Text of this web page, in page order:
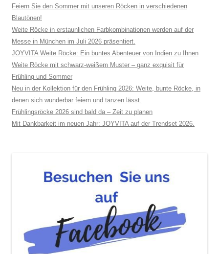
Feiern Sie den Sommer mit unseren Röcken in verschiedenen
Blautönen!
Weite Röcke in erstaunlichen Farbkombinationen werden auf der
Messe in München im Juli 2026 präsentiert.
JOYVITA Weite Röcke: Ein buntes Abenteuer von Indien zu Ihnen
Weite Röcke mit schwarz-weißem Muster – ganz exquisit für
Frühling und Sommer
Neu in der Kollektion für den Frühling 2026: Weite, bunte Röcke, in
denen sich wunderbar feiern und tanzen lässt.
Frühlingsröcke 2026 sind bald da – Zeit zu planen
Mit Dankbarkeit im neuen Jahr: JOYVITA auf der Trendset 2026.